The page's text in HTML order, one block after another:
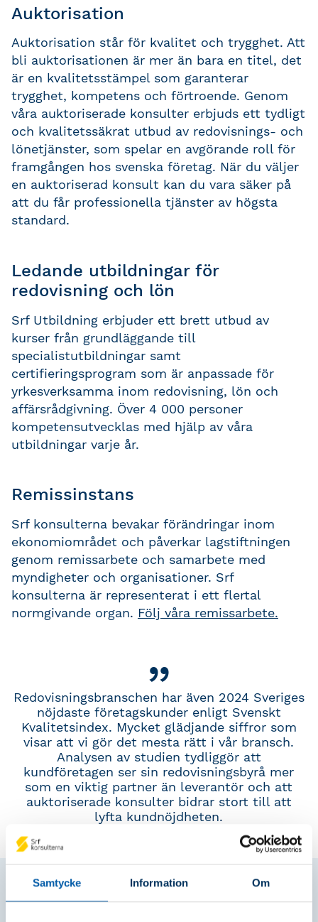
Samtycke Information Om
Auktorisation
Auktorisation står för kvalitet och trygghet. Att
bli auktorisationen är mer än bara en titel, det
är en kvalitetsstämpel som garanterar
trygghet, kompetens och förtroende. Genom
våra auktoriserade konsulter erbjuds ett tydligt
och kvalitetssäkrat utbud av redovisnings- och
lönetjänster, som spelar en avgörande roll för
framgången hos svenska företag. När du väljer
en auktoriserad konsult kan du vara säker på
att du får professionella tjänster av högsta
standard.
Ledande utbildningar för
redovisning och lön
Srf Utbildning erbjuder ett brett utbud av
kurser från grundläggande till
specialistutbildningar samt
certifieringsprogram som är anpassade för
yrkesverksamma inom redovisning, lön och
affärsrådgivning. Över 4 000 personer
kompetensutvecklas med hjälp av våra
utbildningar varje år.
Remissinstans
Srf konsulterna bevakar förändringar inom
ekonomiområdet och påverkar lagstiftningen
genom remissarbete och samarbete med
myndigheter och organisationer. Srf
konsulterna är representerat i ett flertal
normgivande organ. Följ våra remissarbete.
Redovisningsbranschen har även 2024 Sveriges
nöjdaste företagskunder enligt Svenskt
Kvalitetsindex. Mycket glädjande siffror som
visar att vi gör det mesta rätt i vår bransch.
Analysen av studien tydliggör att
kundföretagen ser sin redovisningsbyrå mer
som en viktig partner än leverantör och att
auktoriserade konsulter bidrar stort till att
lyfta kundnöjdheten.